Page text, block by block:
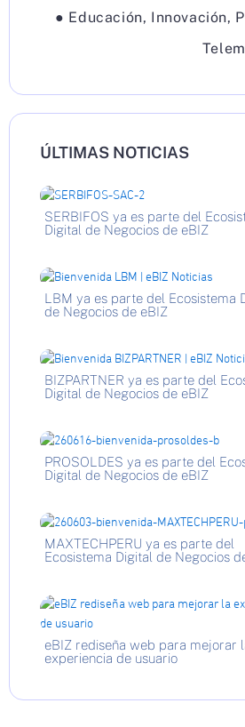
● Educación, Innovación,
ÚLTIMAS NOTICIAS
SERBIFOS ya es parte del
Digital de Negocios de eBIZ
LBM ya es parte del Ecosistema
de Negocios de eBIZ
BIZPARTNER ya es parte del
Digital de Negocios de eBIZ
PROSOLDES ya es parte del
Digital de Negocios de eBIZ
MAXTECHPERU ya es parte del
Ecosistema Digital de Negocios
eBIZ rediseña web para mejorar
experiencia de usuario